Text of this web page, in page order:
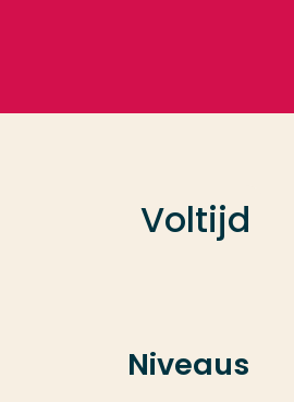
Voltijd
Niveaus
Opleiding
Contact